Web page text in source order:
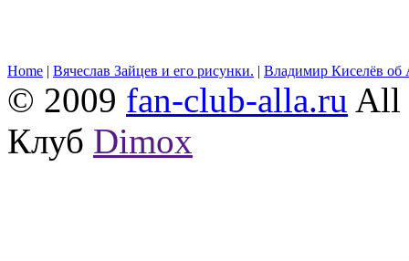
Home | Вячеслав Зайцев и его рисунки. | Владимир Киселёв об
© 2009 fan-club-alla.ru All
Клуб Dimox